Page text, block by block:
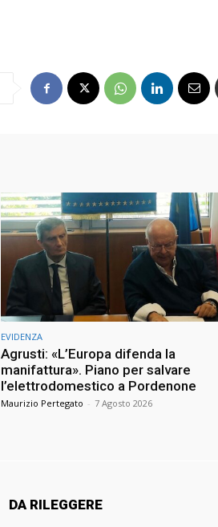
EVIDENZA
Agrusti: «L’Europa difenda la
manifattura». Piano per salvare
l’elettrodomestico a Pordenone
Maurizio Pertegato - 7 Agosto 2026
DA RILEGGERE